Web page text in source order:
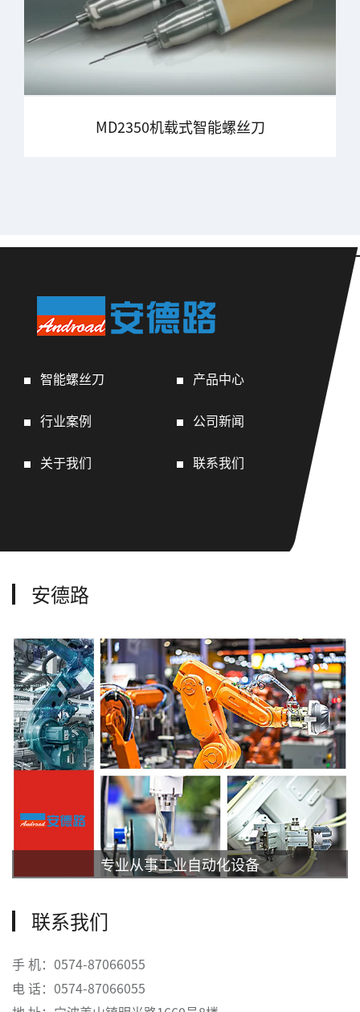
MD2350机载式智能螺丝刀
智能螺丝刀 产品中心
行业案例 公司新闻
关于我们 联系我们
安德路
专业从事工业自动化设备
联系我们
手 机：0574-87066055
电 话：0574-87066055